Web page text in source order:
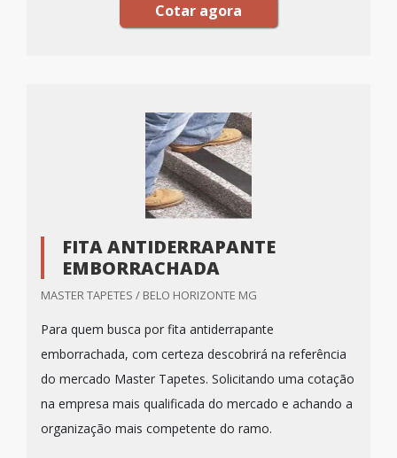
Cotar agora
FITA ANTIDERRAPANTE
EMBORRACHADA
MASTER TAPETES / BELO HORIZONTE MG
Para quem busca por fita antiderrapante
emborrachada, com certeza descobrirá na referência
do mercado Master Tapetes. Solicitando uma cotação
na empresa mais qualificada do mercado e achando a
organização mais competente do ramo.